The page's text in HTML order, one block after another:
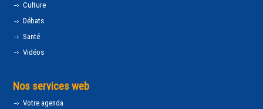
Culture
Débats
Santé
Vidéos
Nos services web
Votre agenda